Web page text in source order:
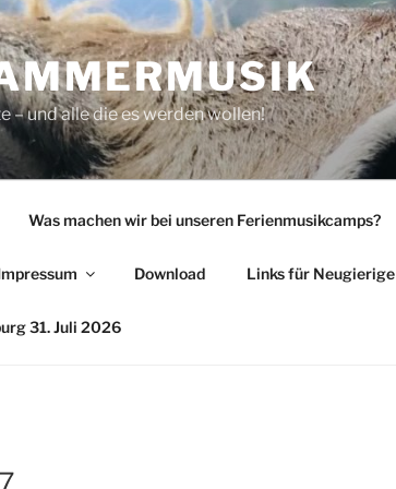
und alle die es werden wollen!
Was machen wir bei unseren Ferienmusikcamps?
Download Links für Neugierige
31. Juli 2026